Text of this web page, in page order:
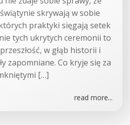
skrywają w sobie
praktyki sięgają setek
tych ukrytych ceremonii to
w głąb historii i
zapomniane. Co kryje się za
[…]
read more...